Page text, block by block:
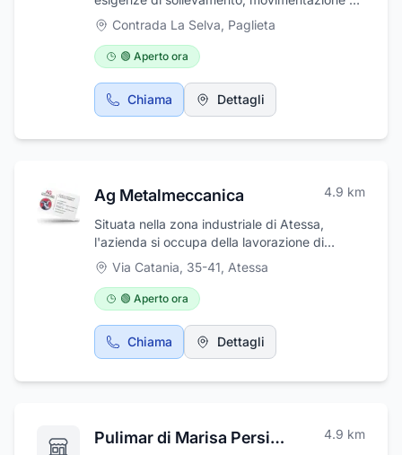
trasporti di merci, macchinari e attrezzature
di qualsiasi genere. Siamo in Val Di Sangro, a
due passi dall'Uscita A14 Val Di Sangro e
dalla Zona Industriale. Sappiamo che il tempo
è denaro, per questo i nostri servizi sono attivi
sempre (H24 - 7/7): Puoi chiamarci di notte, il
festivi.
Contrada La Selva, Paglieta
🟢 Aperto ora
Chiama Dettagli
Ag Metalmeccanica 4.9 km
Situata nella zona industriale di Atessa,
l'azienda si occupa della lavorazione di
strutture metalliche ed assemblaggi di
particolari con saldatura tig mig mag
Via Catania, 35-41, Atessa
🟢 Aperto ora
Chiama Dettagli
Pulimar di Marisa Persichitti 4.9 km